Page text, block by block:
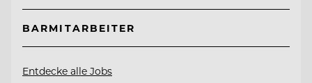
BARMITARBEITER
Entdecke alle Jobs